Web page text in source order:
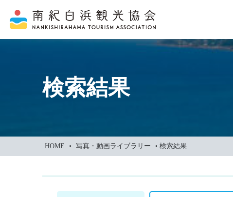
検索結果
HOME • 写真・動画ライブラリー • 検索結果